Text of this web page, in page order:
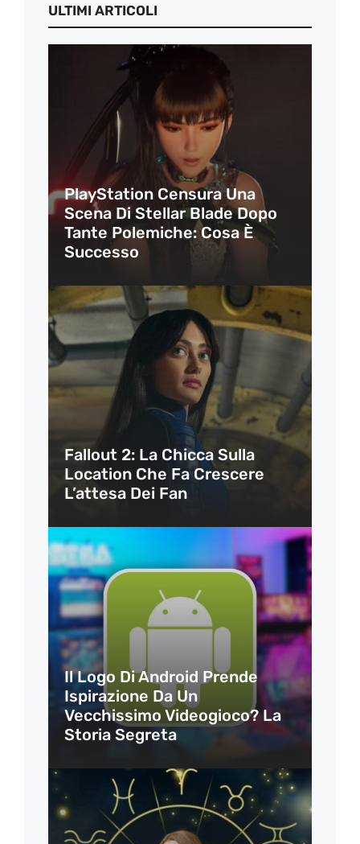
ULTIMI ARTICOLI
PlayStation Censura Una
Scena Di Stellar Blade Dopo
Tante Polemiche: Cosa È
Successo
Fallout 2: La Chicca Sulla
Location Che Fa Crescere
L’attesa Dei Fan
Il Logo Di Android Prende
Ispirazione Da Un
Vecchissimo Videogioco? La
Storia Segreta